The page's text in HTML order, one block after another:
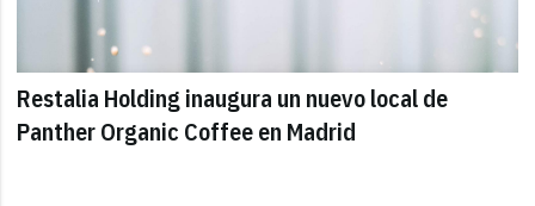
Restalia Holding inaugura un nuevo local de
Panther Organic Coffee en Madrid